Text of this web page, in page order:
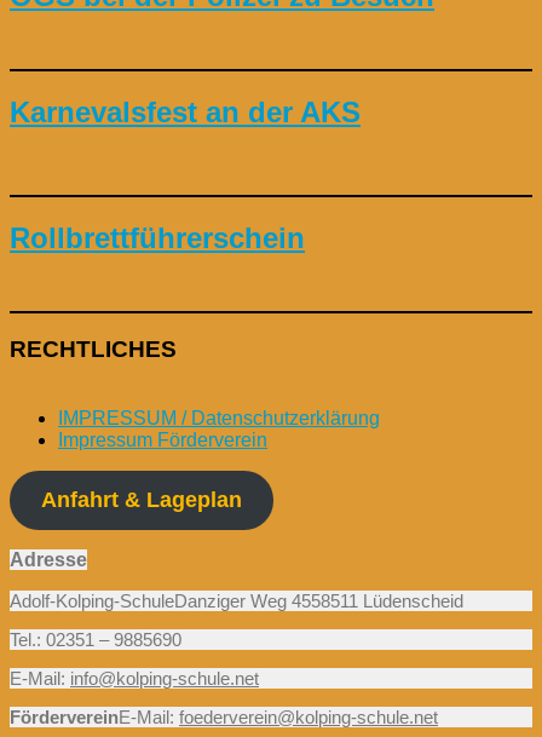
Karnevalsfest an der AKS
Rollbrettführerschein
RECHTLICHES
IMPRESSUM / Datenschutzerklärung
Impressum Förderverein
Anfahrt & Lageplan
Adresse
Adolf-Kolping-SchuleDanziger Weg 4558511 Lüdenscheid
Tel.: 02351 – 9885690
E-Mail: info@kolping-schule.net
FördervereinE-Mail: foederverein@kolping-schule.net